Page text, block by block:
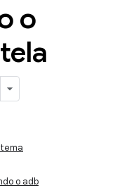
o
o adb